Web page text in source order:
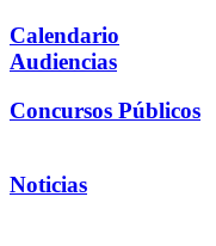
Calendario
Audiencias
Concursos Públicos
Noticias